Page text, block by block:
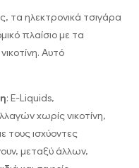
τα ηλεκτρονικά τσιγάρα
πλαίσιο με τα
Αυτό
: E-Liquids,
χωρίς νικοτίνη,
τους ισχύοντες
μεταξύ άλλων,